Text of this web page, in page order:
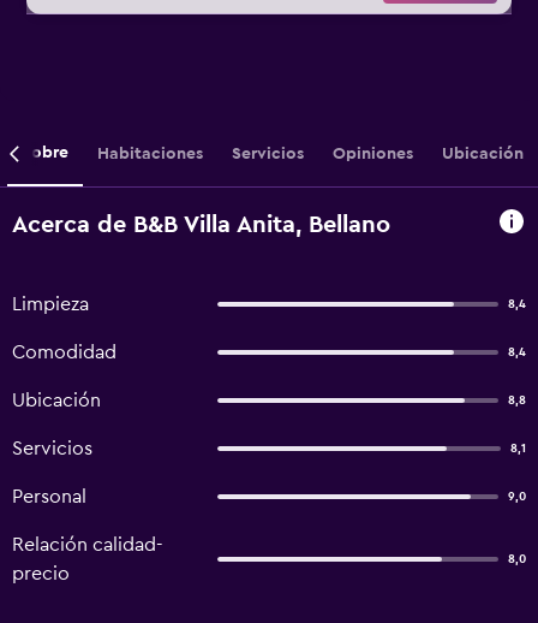
Sobre Habitaciones Servicios Opiniones Ubicación
Acerca de B&B Villa Anita, Bellano
Limpieza 8,4
Comodidad 8,4
Ubicación 8,8
Servicios 8,1
Personal 9,0
Relación calidad-
precio
8,0